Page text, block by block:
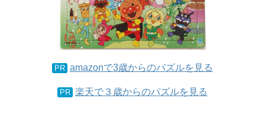
PR amazonで3歳からのパズルを見る
PR 楽天で３歳からのパズルを見る